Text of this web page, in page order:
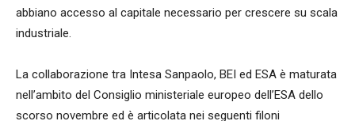
abbiano accesso al capitale necessario per crescere su scala
industriale.
La collaborazione tra Intesa Sanpaolo, BEI ed ESA è maturata
nell’ambito del Consiglio ministeriale europeo dell’ESA dello
scorso novembre ed è articolata nei seguenti filoni